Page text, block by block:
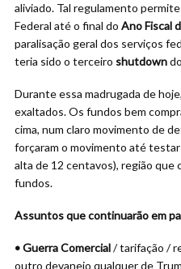
aliviado. Tal regulamento
Federal até o final do Ano Fiscal
paralisação geral dos serviços
teria sido o terceiro shutdown
Durante essa madrugada de
exaltados. Os fundos bem
cima, num claro movimento de
forçaram o movimento até
alta de 12 centavos), região
fundos.
Assuntos que continuarão em
• Guerra Comercial/ tarifação /
outro devaneio qualquer de